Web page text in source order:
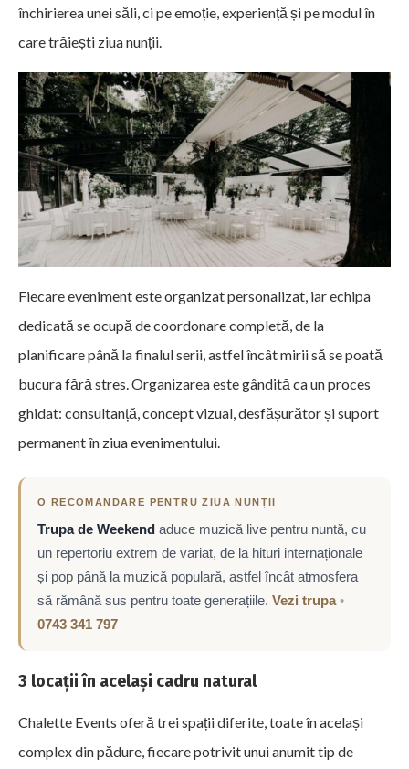
închirierea unei săli, ci pe emoție, experiență și pe modul în
care trăiești ziua nunții.
Fiecare eveniment este organizat personalizat, iar echipa
dedicată se ocupă de coordonare completă, de la
planificare până la finalul serii, astfel încât mirii să se poată
bucura fără stres. Organizarea este gândită ca un proces
ghidat: consultanță, concept vizual, desfășurător și suport
permanent în ziua evenimentului.
O RECOMANDARE PENTRU ZIUA NUNȚII
Trupa de Weekend aduce muzică live pentru nuntă, cu
un repertoriu extrem de variat, de la hituri internaționale
și pop până la muzică populară, astfel încât atmosfera
să rămână sus pentru toate generațiile. Vezi trupa •
0743 341 797
3 locații în același cadru natural
Chalette Events oferă trei spații diferite, toate în același
complex din pădure, fiecare potrivit unui anumit tip de